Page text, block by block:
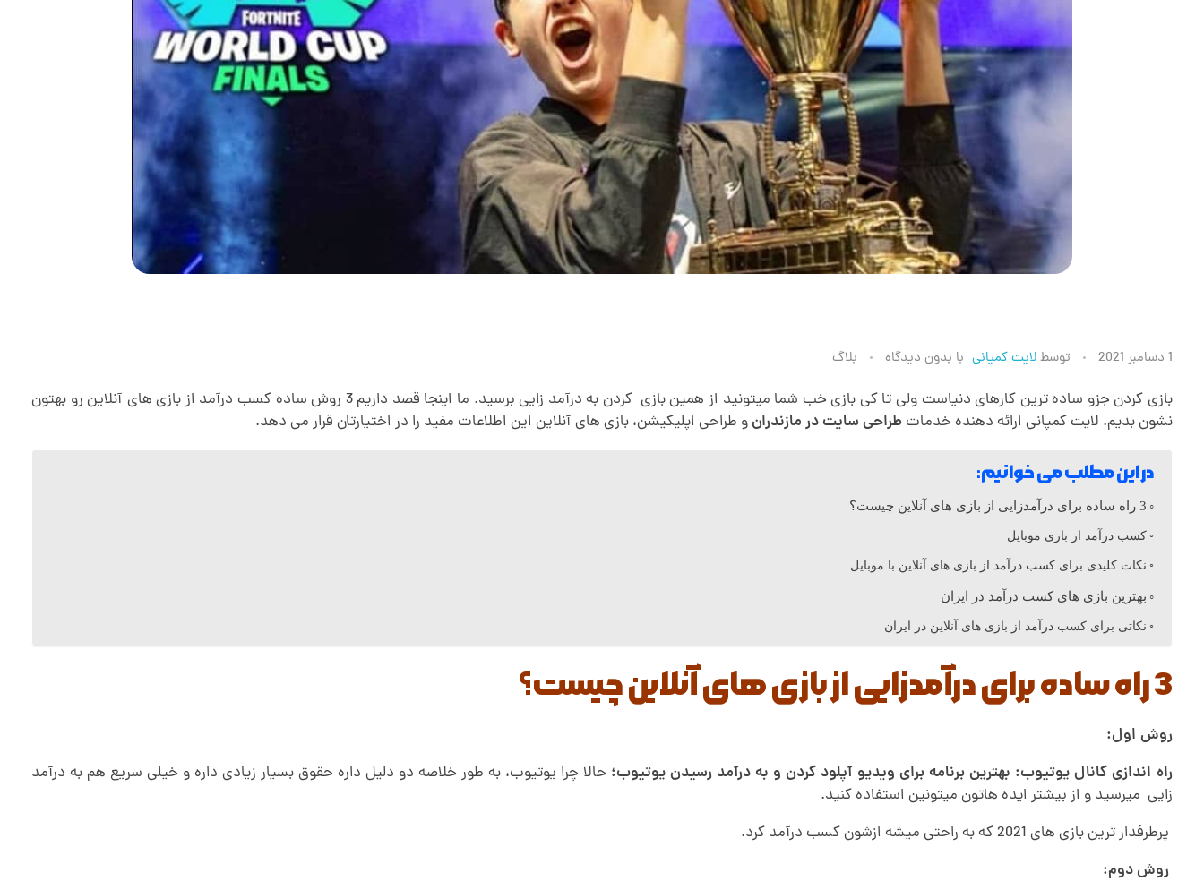
ک
س
ب
م
ا
ز
1 دسامبر 2021 توسطلایت کمپانی با بدون دیدگاه بلاگ
بازی کردن جزو ساده ترین کارهای دنیاست ولی تا کی بازی خب شما میتونید از همین بازی کردن به درآمد زایی برسید. ما اینجا قصد داریم 3 روش ساده کسب درآمد از بازی های آنلاین رو بهتون
نشون بدیم. لایت کمپانی ارائه دهنده خدماتطراحی سایت در مازندرانو طراحی اپلیکیشن، بازی های آنلاین این اطلاعات مفید را در اختیارتان قرار می دهد.
در این مطلب می خوانیم:
3 راه ساده برای درآمدزایی از بازی های آنلاین چیست؟
کسب درآمد از بازی موبایل
نکات کلیدی برای کسب درآمد از بازی های آنلاین با موبایل
بهترین بازی های کسب درآمد در ایران
نکاتی برای کسب درآمد از بازی های آنلاین در ایران
3 راه ساده برای درآمدزایی از بازی های آنلاین چیست؟
روش اول:
راه اندازی کانال یوتیوب: بهترین برنامه برای ویدیو آپلود کردن و به درآمد رسیدن یوتیوب؛ حالا چرا یوتیوب، به طور خلاصه دو دلیل داره حقوق بسیار زیادی داره و خیلی سریع هم به درآمد
زایی میرسید و از بیشتر ایده هاتون میتونین استفاده کنید.
پرطرفدار ترین بازی های 2021 که به راحتی میشه ازشون کسب درآمد کرد.
روش دوم: